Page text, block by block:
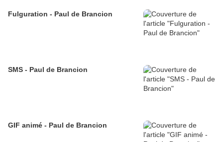
Fulguration - Paul de Brancion
SMS - Paul de Brancion
GIF animé - Paul de Brancion